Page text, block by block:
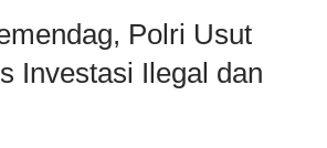
Polri Usut
Investasi Ilegal dan